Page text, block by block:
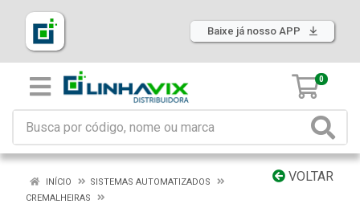
Baixe já nosso APP
0
VOLTAR
INÍCIO
SISTEMAS AUTOMATIZADOS
CREMALHEIRAS